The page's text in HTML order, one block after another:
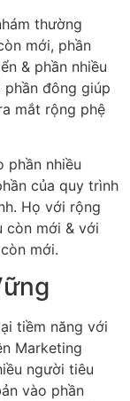
thường
mới, phần
& phần nhiều
phần đông giúp
mắt rộng phệ
phần nhiều
của quy trình
Họ với rộng
còn mới & với
mới.
tiềm năng với
Marketing
người tiêu
vào phần